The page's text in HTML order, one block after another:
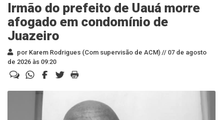
Irmão do prefeito de Uauá morre
afogado em condomínio de
Juazeiro
por Karem Rodrigues (Com supervisão de ACM) // 07 de agosto
de 2026 às 09:20